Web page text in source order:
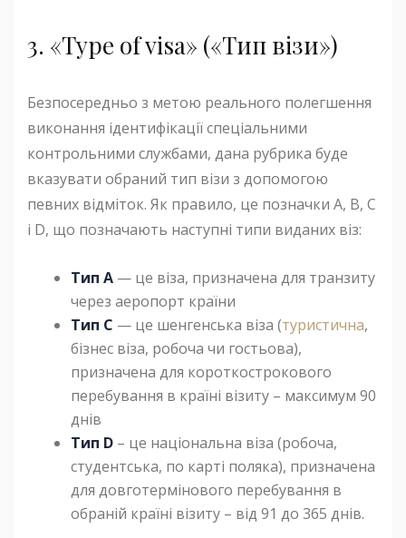
3. «Type of visa» («Тип візи»)
Безпосередньо з метою реального полегшення
виконання ідентифікації спеціальними
контрольними службами, дана рубрика буде
вказувати обраний тип візи з допомогою
певних відміток. Як правило, це позначки А, B, С
і D, що позначають наступні типи виданих віз:
Тип А — це віза, призначена для транзиту
через аеропорт країни
Тип С — це шенгенська віза (туристична,
бізнес віза, робоча чи гостьова),
призначена для короткострокового
перебування в країні візиту – максимум 90
днів
Тип D – це національна віза (робоча,
студентська, по карті поляка), призначена
для довготермінового перебування в
обраній країні візиту – від 91 до 365 днів.